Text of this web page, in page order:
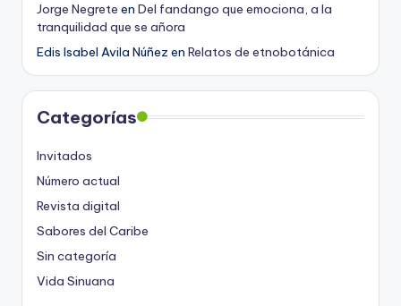
Jorge Negrete en Del fandango que emociona, a la
tranquilidad que se añora
Edis Isabel Avila Núñez en Relatos de etnobotánica
Categorías
Invitados
Número actual
Revista digital
Sabores del Caribe
Sin categoría
Vida Sinuana